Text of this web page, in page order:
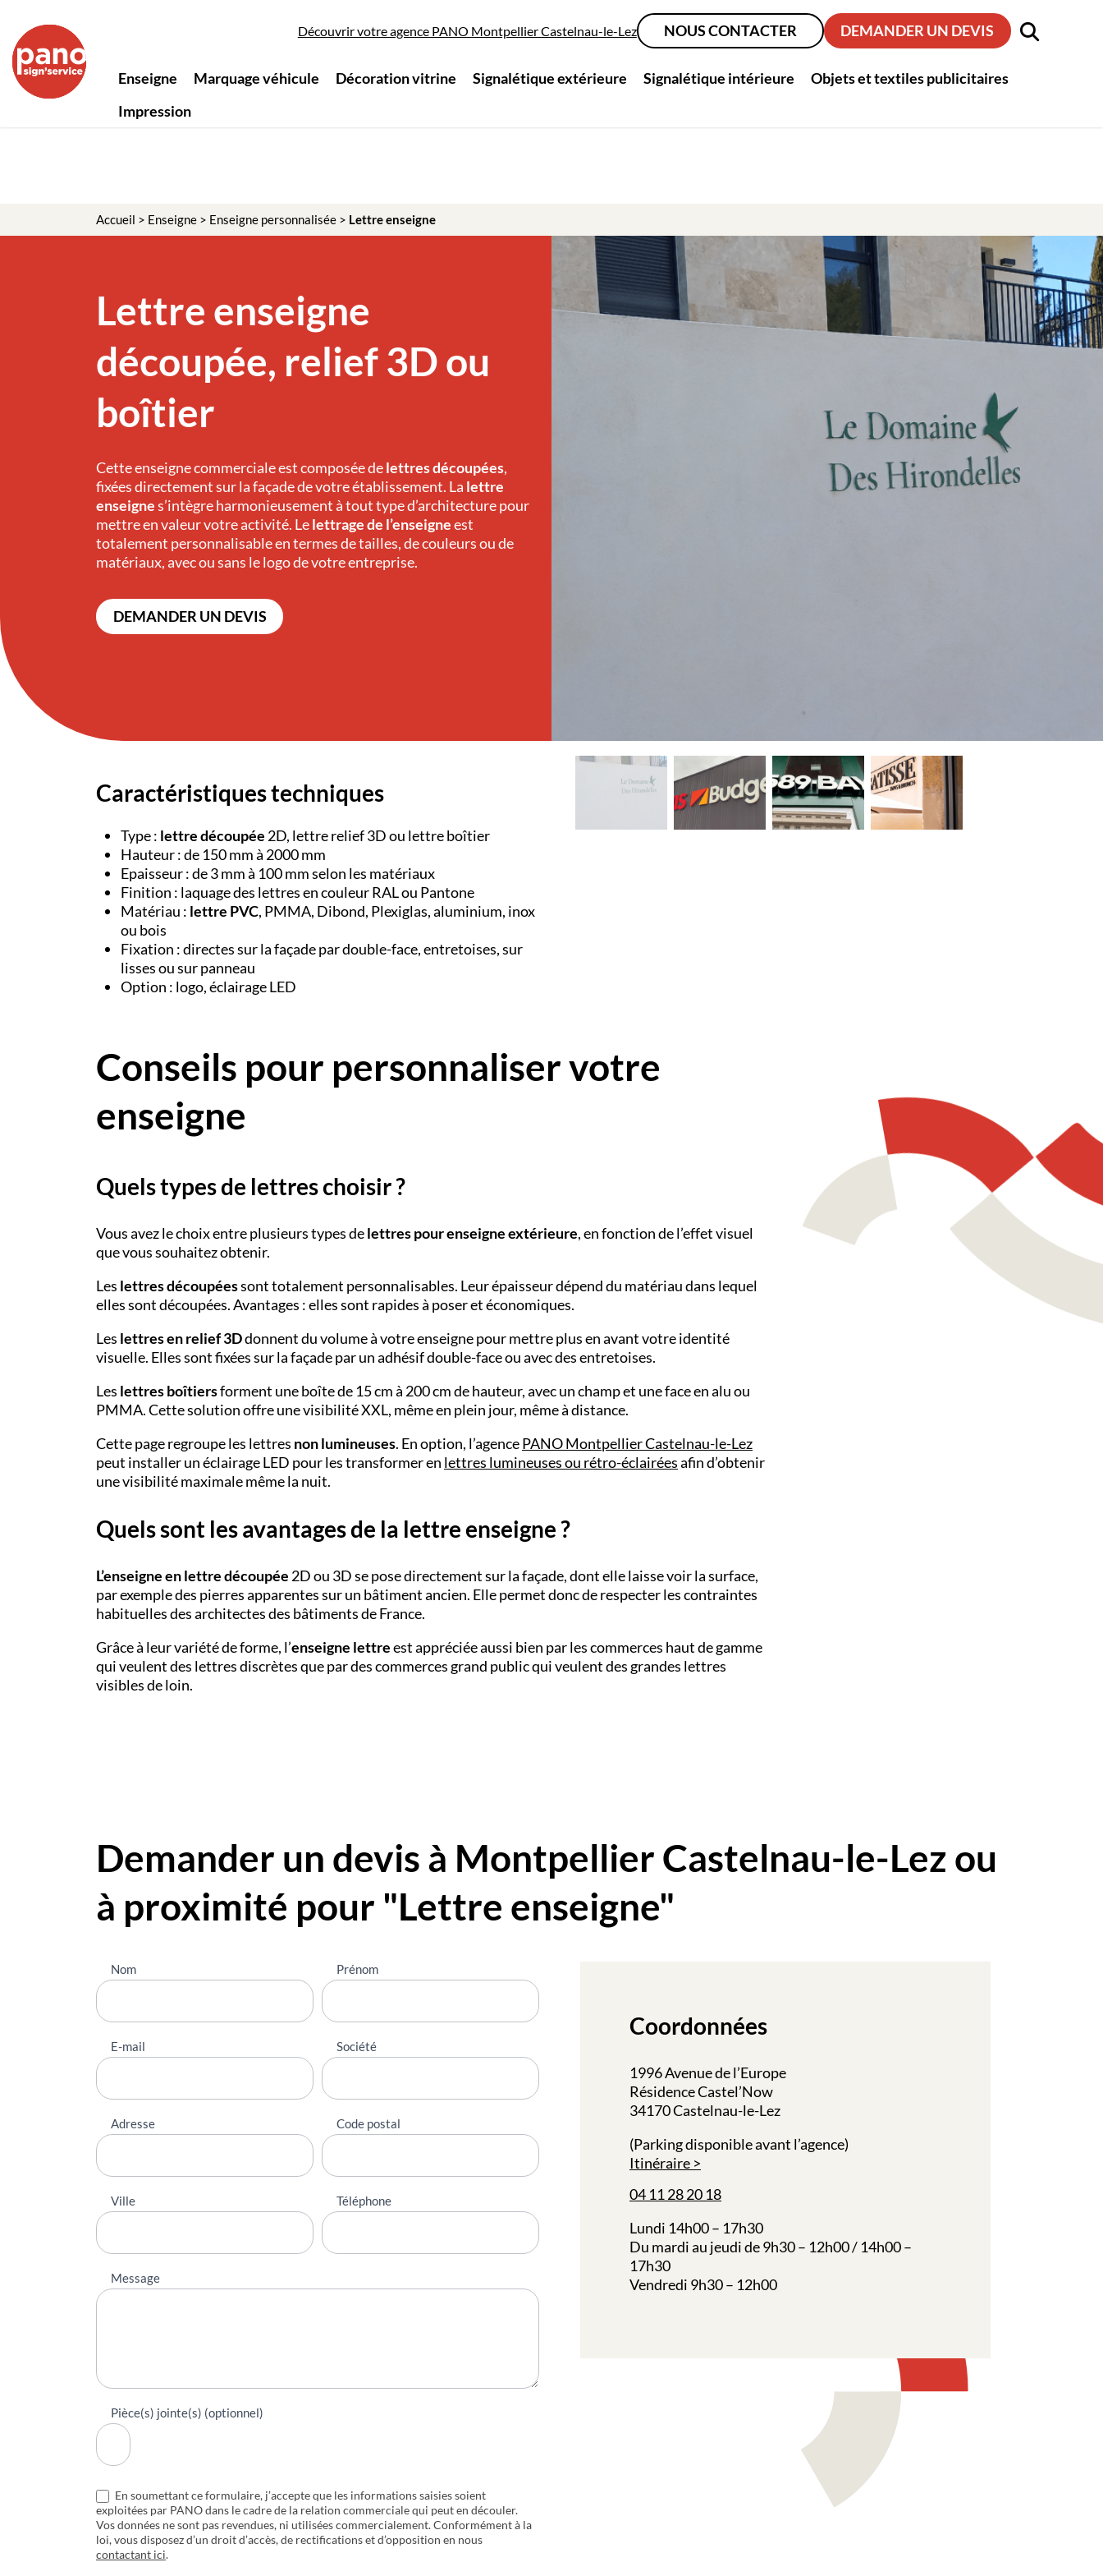
Enseigne Marquage véhicule Décoration vitrine Signalétique extérieure Signalétique intérieure
Objets et textiles publicitaires
Impression
Découvrir votre agence PANO Montpellier Castelnau-le-Lez NOUS CONTACTER DEMANDER UN DEVIS
Accueil > Enseigne > Enseigne personnalisée > Lettre enseigne
Lettre enseigne
découpée, relief 3D ou
boîtier
Cette enseigne commerciale est composée delettres découpées,
fixées directement sur la façade de votre établissement. La lettre
enseignes’intègre harmonieusement à tout type d’architecture pour
mettre en valeur votre activité. Lelettrage de l’enseigneest
totalement personnalisable en termes de tailles, de couleurs ou de
matériaux, avec ou sans le logo de votre entreprise.
DEMANDER UN DEVIS
Caractéristiques techniques
Type : lettre découpée 2D, lettre relief 3D ou lettre boîtier
Hauteur : de 150 mm à 2000 mm
Epaisseur : de 3 mm à 100 mm selon les matériaux
Finition : laquage des lettres en couleur RAL ou Pantone
Matériau : lettre PVC, PMMA, Dibond, Plexiglas, aluminium, inox
ou bois
Fixation : directes sur la façade par double-face, entretoises, sur
lisses ou sur panneau
Option : logo, éclairage LED
Conseils pour personnaliser votre
enseigne
Quels types de lettres choisir ?
Vous avez le choix entre plusieurs types delettres pour enseigne extérieure, en fonction de l’effet visuel
que vous souhaitez obtenir.
Les lettres découpéessont totalement personnalisables. Leur épaisseur dépend du matériau dans lequel
elles sont découpées. Avantages : elles sont rapides à poser et économiques.
Les lettres en relief 3Ddonnent du volume à votre enseigne pour mettre plus en avant votre identité
visuelle. Elles sont fixées sur la façade par un adhésif double-face ou avec des entretoises.
Les lettres boîtiersforment une boîte de 15 cm à 200 cm de hauteur, avec un champ et une face en alu ou
PMMA. Cette solution offre une visibilité XXL, même en plein jour, même à distance.
Cette page regroupe les lettres non lumineuses. En option, l’agencePANO Montpellier Castelnau-le-Lez
peut installer un éclairage LED pour les transformer en lettres lumineuses ou rétro-éclairéesafin d’obtenir
une visibilité maximale même la nuit.
Quels sont les avantages de la lettre enseigne ?
L’enseigne en lettre découpée 2D ou 3D se pose directement sur la façade, dont elle laisse voir la surface,
par exemple des pierres apparentes sur un bâtiment ancien. Elle permet donc de respecter les contraintes
habituelles des architectes des bâtiments de France.
Grâce à leur variété de forme, l’enseigne lettreest appréciée aussi bien par les commerces haut de gamme
qui veulent des lettres discrètes que par des commerces grand public qui veulent des grandes lettres
visibles de loin.
Demander un devis à Montpellier Castelnau-le-Lez ou
à proximité pour "Lettre enseigne"
Nous
contacter
Nom Prénom
E-mail Société
Adresse Code postal
Ville Téléphone
Message
Pièce(s) jointe(s) (optionnel)
En soumettant ce formulaire, j’accepte que les informations saisies soient
exploitées par PANO dans le cadre de la relation commerciale qui peut en découler.
Vos données ne sont pas revendues, ni utilisées commercialement. Conformément à la
loi, vous disposez d’un droit d’accès, de rectifications et d’opposition en nous
contactant ici.
Coordonnées
1996 Avenue de l’Europe
Résidence Castel’Now
34170 Castelnau-le-Lez
(Parking disponible avant l’agence)
Itinéraire
04 11 28 20 18
Lundi 14h00 – 17h30
Du mardi au jeudi de 9h30 – 12h00 / 14h00 –
17h30
Vendredi 9h30 – 12h00